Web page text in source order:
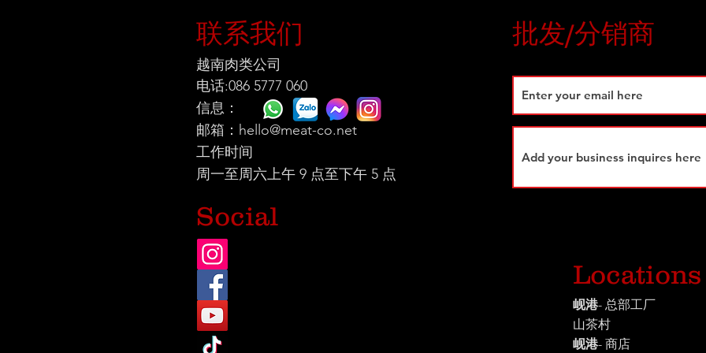
联系我们
越南肉类公司
电话:086 5777 060
信息：
邮箱： hello@meat-co.net
工作时间
周一至周六上午 9 点至下午 5 点
Social
批发/分销商
Locations
岘港- 总部工厂
山茶村
岘港- 商店